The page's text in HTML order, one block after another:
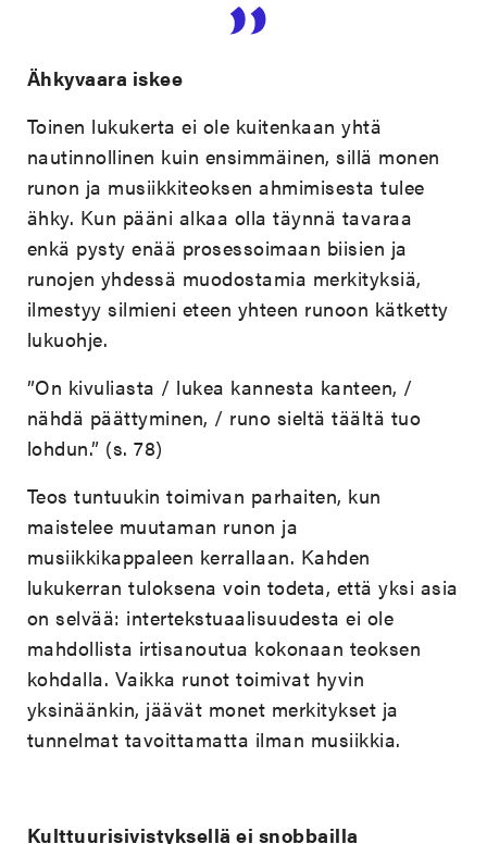
Ähkyvaara iskee
Toinen lukukerta ei ole kuitenkaan yhtä
nautinnollinen kuin ensimmäinen, sillä monen
runon ja musiikkiteoksen ahmimisesta tulee
ähky. Kun pääni alkaa olla täynnä tavaraa
enkä pysty enää prosessoimaan biisien ja
runojen yhdessä muodostamia merkityksiä,
ilmestyy silmieni eteen yhteen runoon kätketty
lukuohje.
”On kivuliasta / lukea kannesta kanteen, /
nähdä päättyminen, / runo sieltä täältä tuo
lohdun.” (s. 78)
Teos tuntuukin toimivan parhaiten, kun
maistelee muutaman runon ja
musiikkikappaleen kerrallaan. Kahden
lukukerran tuloksena voin todeta, että yksi asia
on selvää: intertekstuaalisuudesta ei ole
mahdollista irtisanoutua kokonaan teoksen
kohdalla. Vaikka runot toimivat hyvin
yksinäänkin, jäävät monet merkitykset ja
tunnelmat tavoittamatta ilman musiikkia.
Kulttuurisivistyksellä ei snobbailla